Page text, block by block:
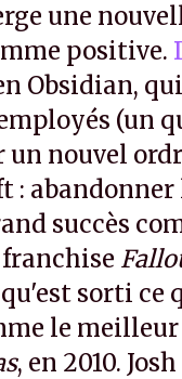
une
positive.
Obsidian,
(un
nouvel
: abandonner
succès
sorti ce
le meilleur
, en 2010.